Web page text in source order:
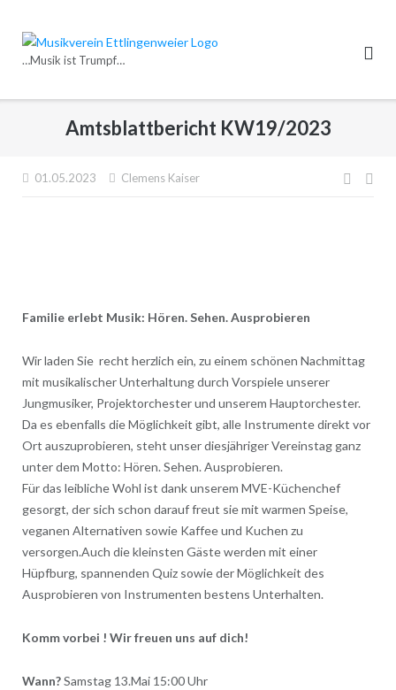
…Musik ist Trumpf…
Amtsblattbericht KW19/2023
01.05.2023 Clemens Kaiser
Familie erlebt Musik: Hören. Sehen. Ausprobieren
Wir laden Sie recht herzlich ein, zu einem schönen Nachmittag
mit musikalischer Unterhaltung durch Vorspiele unserer
Jungmusiker, Projektorchester und unserem Hauptorchester.
Da es ebenfalls die Möglichkeit gibt, alle Instrumente direkt vor
Ort auszuprobieren, steht unser diesjähriger Vereinstag ganz
unter dem Motto: Hören. Sehen. Ausprobieren.
Für das leibliche Wohl ist dank unserem MVE-Küchenchef
gesorgt, der sich schon darauf freut sie mit warmen Speise,
veganen Alternativen sowie Kaffee und Kuchen zu
versorgen.Auch die kleinsten Gäste werden mit einer
Hüpfburg, spannenden Quiz sowie der Möglichkeit des
Ausprobieren von Instrumenten bestens Unterhalten.
Komm vorbei ! Wir freuen uns auf dich!
Wann?Samstag 13.Mai 15:00 Uhr